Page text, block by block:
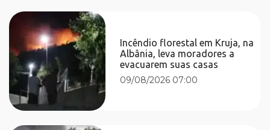
Incêndio florestal em Kruja, na
Albânia, leva moradores a
evacuarem suas casas
09/08/2026 07:00